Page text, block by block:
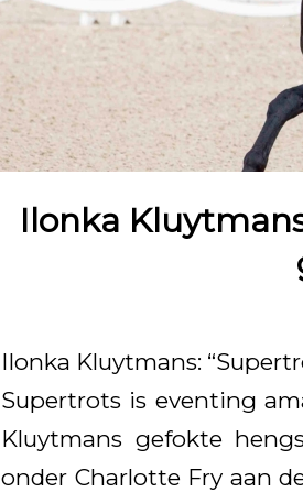
Ilonka
Ilonka Kluytmans:
Supertrots is eventing
Kluytmans gefokte
onder Charlotte Fry aan